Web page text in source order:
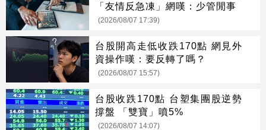
「友情反急凍」網嘆：少管閒事
(2026/08/07 17:39)
台股開高走低收跌170點 網見外
資操作嘆：要反轉了嗎？
(2026/08/07 15:57)
台股收跌170點 台塑集團股逆勢
撐盤 「雙寶」噴5%
(2026/08/07 14:07)